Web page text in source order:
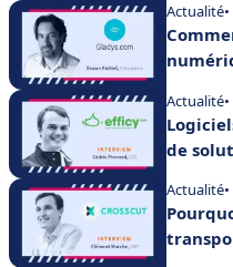
Actualité
Actualité
de
Actualité